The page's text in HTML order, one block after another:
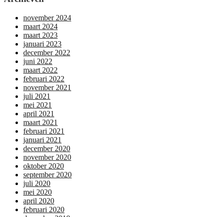
november 2024
maart 2024
maart 2023
januari 2023
december 2022
juni 2022
maart 2022
februari 2022
november 2021
juli 2021
mei 2021
april 2021
maart 2021
februari 2021
januari 2021
december 2020
november 2020
oktober 2020
september 2020
juli 2020
mei 2020
april 2020
februari 2020